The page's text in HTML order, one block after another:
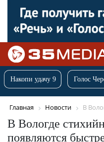
Накопи удачу 9 Голос
Главная Новости В
В Вологде
появляются